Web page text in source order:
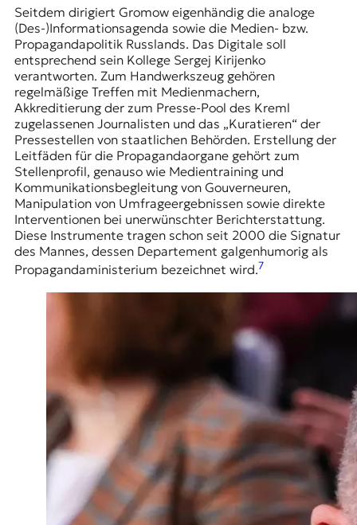
Seitdem dirigiert Gromow eigenhändig die analoge
(Des-)Informationsagenda sowie die Medien- bzw.
Propagandapolitik Russlands. Das Digitale soll
entsprechend sein Kollege Sergej Kirijenko
verantworten. Zum Handwerkszeug gehören
regelmäßige Treffen mit Medienmachern,
Akkreditierung der zum Presse-Pool des Kreml
zugelassenen Journalisten und das „Kuratieren“ der
Pressestellen von staatlichen Behörden. Erstellung der
Leitfäden für die Propagandaorgane gehört zum
Stellenprofil, genauso wie Medientraining und
Kommunikationsbegleitung von Gouverneuren,
Manipulation von Umfrageergebnissen sowie direkte
Interventionen bei unerwünschter Berichterstattung.
Diese Instrumente tragen schon seit 2000 die Signatur
des Mannes, dessen Departement galgenhumorig als
Propagandaministerium bezeichnet wird.7